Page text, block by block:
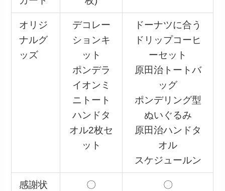
オリジ
ナルグ
ッズ
デコレー
ションキ
ット
ポンデラ
イオンミ
ニトート
ハンドタ
オル2枚セ
ット
ドーナツに合う
ドリップコーヒ
ーセット
原田治トートバ
ッグ
ポンデリング型
ぬいぐるみ
原田治ハンドタ
オル
スケジュールン
感謝状 〇 〇